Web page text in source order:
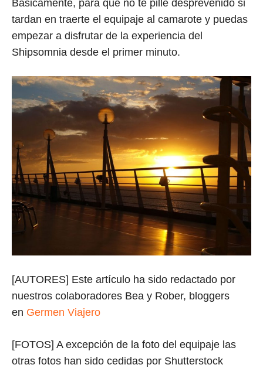
Básicamente, para que no te pille desprevenido si
tardan en traerte el equipaje al camarote y puedas
empezar a disfrutar de la experiencia del
Shipsomnia desde el primer minuto.
[AUTORES] Este artículo ha sido redactado por
nuestros colaboradores Bea y Rober, bloggers
en Germen Viajero
[FOTOS] A excepción de la foto del equipaje las
otras fotos han sido cedidas por Shutterstock